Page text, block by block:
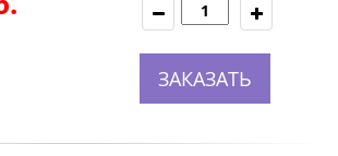
ЗАКАЗАТЬ